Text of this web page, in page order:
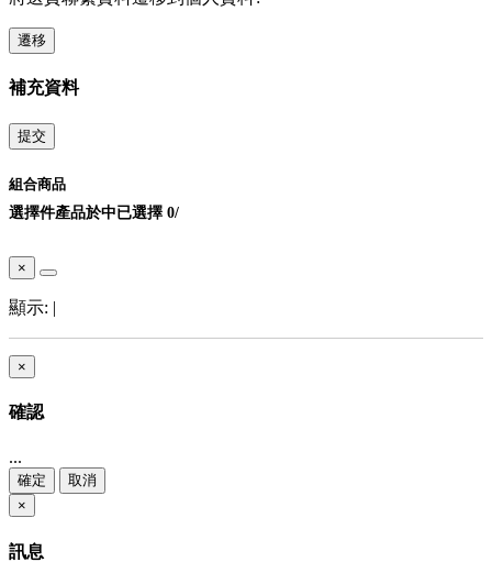
遷移
補充資料
提交
組合商品
選擇件產品於中已選擇 0/
×
顯示: |
×
確認
...
確定
取消
×
訊息